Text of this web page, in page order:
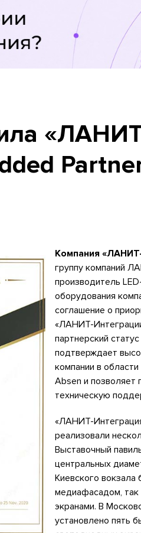
Компания
группу компаний
производитель
оборудования
соглашение о
«ЛАНИТ-
партнерский
подтверждает
компании в
Absen и позволяет
техническую
«ЛАНИТ-
реализовали
Выставочный
центральных
Киевского
медиафасадом, так
экранами. В
установлено пять